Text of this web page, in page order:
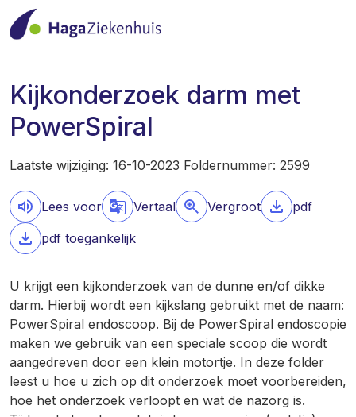
Kijkonderzoek darm met
PowerSpiral
Laatste wijziging: 16-10-2023 Foldernummer: 2599
Lees voor Vertaal Vergroot
pdf
pdf toegankelijk
U krijgt een kijkonderzoek van de dunne en/of dikke
darm. Hierbij wordt een kijkslang gebruikt met de naam:
PowerSpiral endoscoop. Bij de PowerSpiral endoscopie
maken we gebruik van een speciale scoop die wordt
aangedreven door een klein motortje. In deze folder
leest u hoe u zich op dit onderzoek moet voorbereiden,
hoe het onderzoek verloopt en wat de nazorg is.